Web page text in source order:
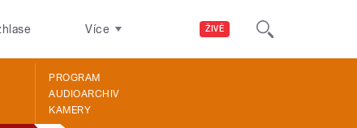
ŽIVĚ
Více
PROGRAM
AUDIOARCHIV
KAMERY